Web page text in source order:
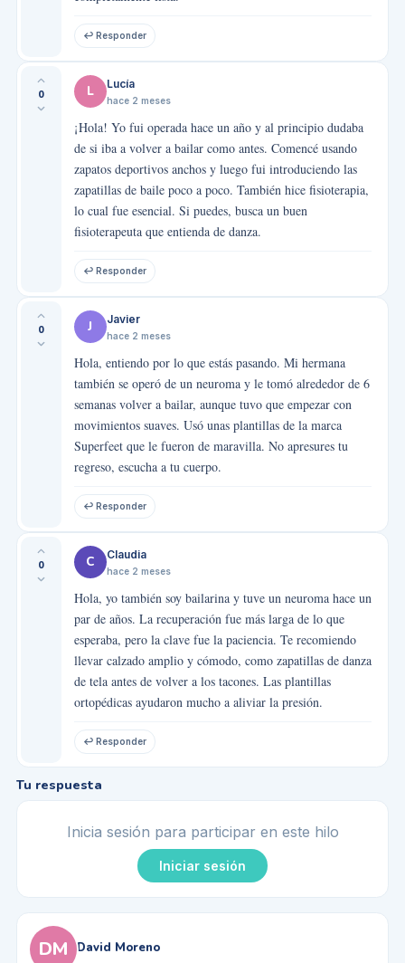
↩ Responder
0 L Lucía
hace 2 meses
¡Hola! Yo fui operada hace un año y al principio dudaba
de si iba a volver a bailar como antes. Comencé usando
zapatos deportivos anchos y luego fui introduciendo las
zapatillas de baile poco a poco. También hice fisioterapia,
lo cual fue esencial. Si puedes, busca un buen
fisioterapeuta que entienda de danza.
↩ Responder
0 J Javier
hace 2 meses
Hola, entiendo por lo que estás pasando. Mi hermana
también se operó de un neuroma y le tomó alrededor de 6
semanas volver a bailar, aunque tuvo que empezar con
movimientos suaves. Usó unas plantillas de la marca
Superfeet que le fueron de maravilla. No apresures tu
regreso, escucha a tu cuerpo.
↩ Responder
0 C Claudia
hace 2 meses
Hola, yo también soy bailarina y tuve un neuroma hace un
par de años. La recuperación fue más larga de lo que
esperaba, pero la clave fue la paciencia. Te recomiendo
llevar calzado amplio y cómodo, como zapatillas de danza
de tela antes de volver a los tacones. Las plantillas
ortopédicas ayudaron mucho a aliviar la presión.
↩ Responder
Tu respuesta
Inicia sesión para participar en este hilo
Iniciar sesión
DM David Moreno